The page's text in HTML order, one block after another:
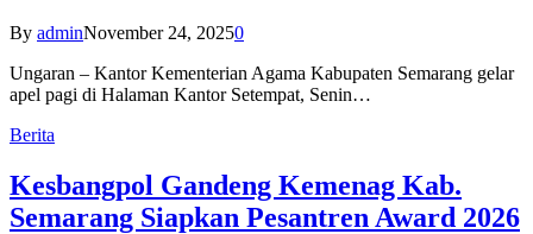
By adminNovember 24, 20250
Ungaran – Kantor Kementerian Agama Kabupaten Semarang gelar
apel pagi di Halaman Kantor Setempat, Senin…
Berita
Kesbangpol Gandeng Kemenag Kab.
Semarang Siapkan Pesantren Award 2026